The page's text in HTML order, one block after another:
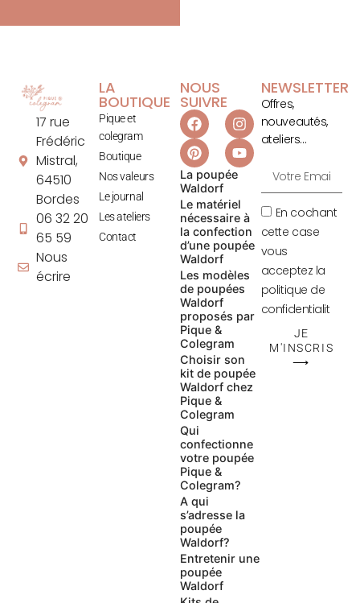
17 rue
Frédéric
Mistral,
64510
Bordes
06 32 20
65 59
Nous
écrire
LA
BOUTIQUE
Pique et
colegram
Boutique
Nos valeurs
Le journal
Les ateliers
Contact
NOUS
SUIVRE
La poupée
Waldorf
Le matériel
nécessaire à
la confection
d’une poupée
Waldorf
Les modèles
de poupées
Waldorf
proposés par
Pique &
Colegram
Choisir son
kit de poupée
Waldorf chez
Pique &
Colegram
Qui
confectionne
votre poupée
Pique &
Colegram?
A qui
s’adresse la
poupée
Waldorf?
Entretenir une
poupée
Waldorf
NEWSLETTER
Offres,
nouveautés,
ateliers…
En cochant
cette case
vous
acceptez la
politique de
confidentialit
JE
M'INSCRIS
⟶